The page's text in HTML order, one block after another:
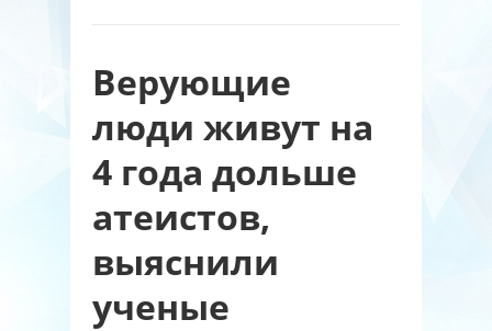
Верующие
люди живут на
4 года дольше
атеистов,
выяснили
ученые